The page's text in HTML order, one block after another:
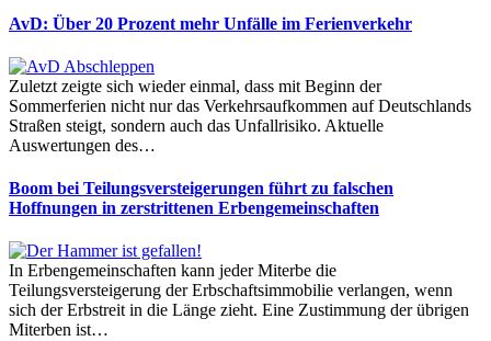
AvD: Über 20 Prozent mehr Unfälle im Ferienverkehr
Zuletzt zeigte sich wieder einmal, dass mit Beginn der
Sommerferien nicht nur das Verkehrsaufkommen auf Deutschlands
Straßen steigt, sondern auch das Unfallrisiko. Aktuelle
Auswertungen des…
Boom bei Teilungsversteigerungen führt zu falschen
Hoffnungen in zerstrittenen Erbengemeinschaften
In Erbengemeinschaften kann jeder Miterbe die
Teilungsversteigerung der Erbschaftsimmobilie verlangen, wenn
sich der Erbstreit in die Länge zieht. Eine Zustimmung der übrigen
Miterben ist…